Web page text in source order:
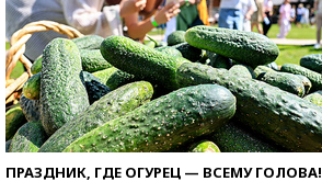
ПРАЗДНИК, ГДЕ ОГУРЕЦ — ВСЕМУ ГОЛОВА!